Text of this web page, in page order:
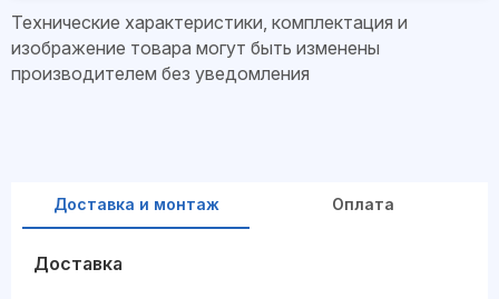
Технические характеристики, комплектация и
изображение товара могут быть изменены
производителем без уведомления
Доставка и монтаж Оплата
Доставка